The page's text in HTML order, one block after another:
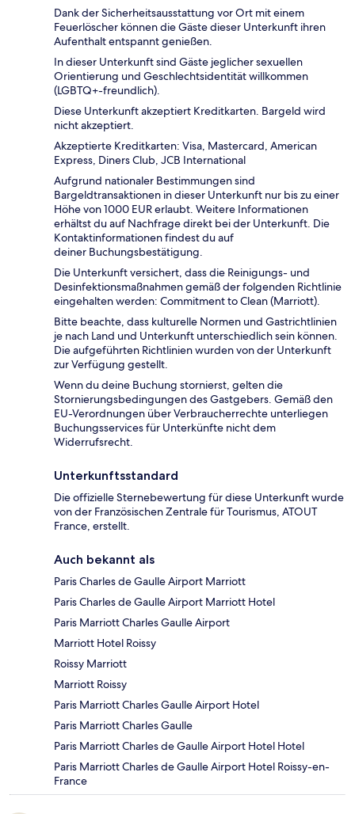
Dank der Sicherheitsausstattung vor Ort mit einem
Feuerlöscher können die Gäste dieser Unterkunft ihren
Aufenthalt entspannt genießen.
In dieser Unterkunft sind Gäste jeglicher sexuellen
Orientierung und Geschlechtsidentität willkommen
(LGBTQ+-freundlich).
Diese Unterkunft akzeptiert Kreditkarten. Bargeld wird
nicht akzeptiert.
Akzeptierte Kreditkarten: Visa, Mastercard, American
Express, Diners Club, JCB International
Aufgrund nationaler Bestimmungen sind
Bargeldtransaktionen in dieser Unterkunft nur bis zu einer
Höhe von 1000 EUR erlaubt. Weitere Informationen
erhältst du auf Nachfrage direkt bei der Unterkunft. Die
Kontaktinformationen findest du auf
deiner Buchungsbestätigung.
Die Unterkunft versichert, dass die Reinigungs- und
Desinfektionsmaßnahmen gemäß der folgenden Richtlinie
eingehalten werden: Commitment to Clean (Marriott).
Bitte beachte, dass kulturelle Normen und Gastrichtlinien
je nach Land und Unterkunft unterschiedlich sein können.
Die aufgeführten Richtlinien wurden von der Unterkunft
zur Verfügung gestellt.
Wenn du deine Buchung stornierst, gelten die
Stornierungsbedingungen des Gastgebers. Gemäß den
EU-Verordnungen über Verbraucherrechte unterliegen
Buchungsservices für Unterkünfte nicht dem
Widerrufsrecht.
Unterkunftsstandard
Die offizielle Sternebewertung für diese Unterkunft wurde
von der Französischen Zentrale für Tourismus, ATOUT
France, erstellt.
Auch bekannt als
Paris Charles de Gaulle Airport Marriott
Paris Charles de Gaulle Airport Marriott Hotel
Paris Marriott Charles Gaulle Airport
Marriott Hotel Roissy
Roissy Marriott
Marriott Roissy
Paris Marriott Charles Gaulle Airport Hotel
Paris Marriott Charles Gaulle
Paris Marriott Charles de Gaulle Airport Hotel Hotel
Paris Marriott Charles de Gaulle Airport Hotel Roissy-en-
France